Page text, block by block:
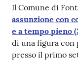
Il Comune di
assunzione con
e a tempo pieno
di una figura
presso il primo